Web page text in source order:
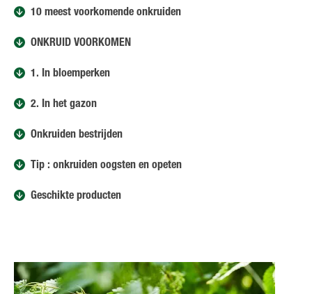
10 meest voorkomende onkruiden
ONKRUID VOORKOMEN
1. In bloemperken
2. In het gazon
Onkruiden bestrijden
Tip : onkruiden oogsten en opeten
Geschikte producten